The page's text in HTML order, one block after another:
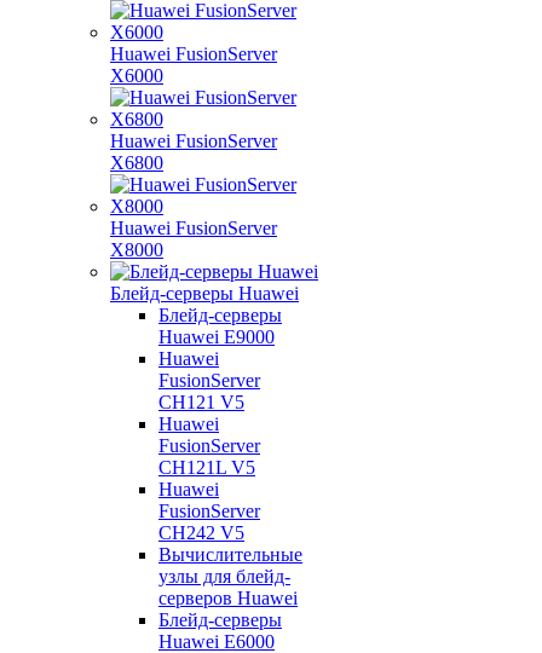
Huawei FusionServer
X6000
Huawei FusionServer
X6800
Huawei FusionServer
X8000
Блейд-серверы Huawei
Блейд-серверы
Huawei E9000
Huawei
FusionServer
CH121 V5
Huawei
FusionServer
CH121L V5
Huawei
FusionServer
CH242 V5
Вычислительные
узлы для блейд-
серверов Huawei
Блейд-серверы
Huawei E6000